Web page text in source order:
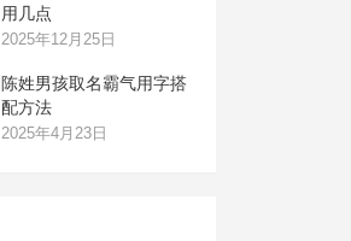
用几点
2025年12月25日
陈姓男孩取名霸气用字搭
配方法
2025年4月23日